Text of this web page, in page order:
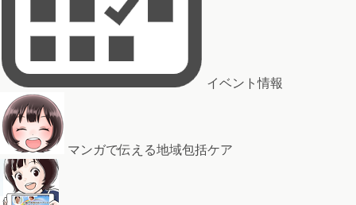
イベント情報
マンガで伝える地域包括ケア